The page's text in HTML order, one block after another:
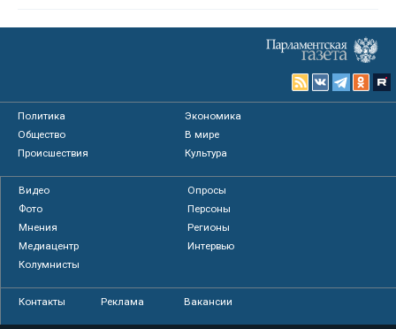
Политика
Экономика
Общество
В мире
Происшествия
Культура
Видео
Опросы
Фото
Персоны
Мнения
Регионы
Медиацентр
Интервью
Колумнисты
Контакты Реклама Вакансии